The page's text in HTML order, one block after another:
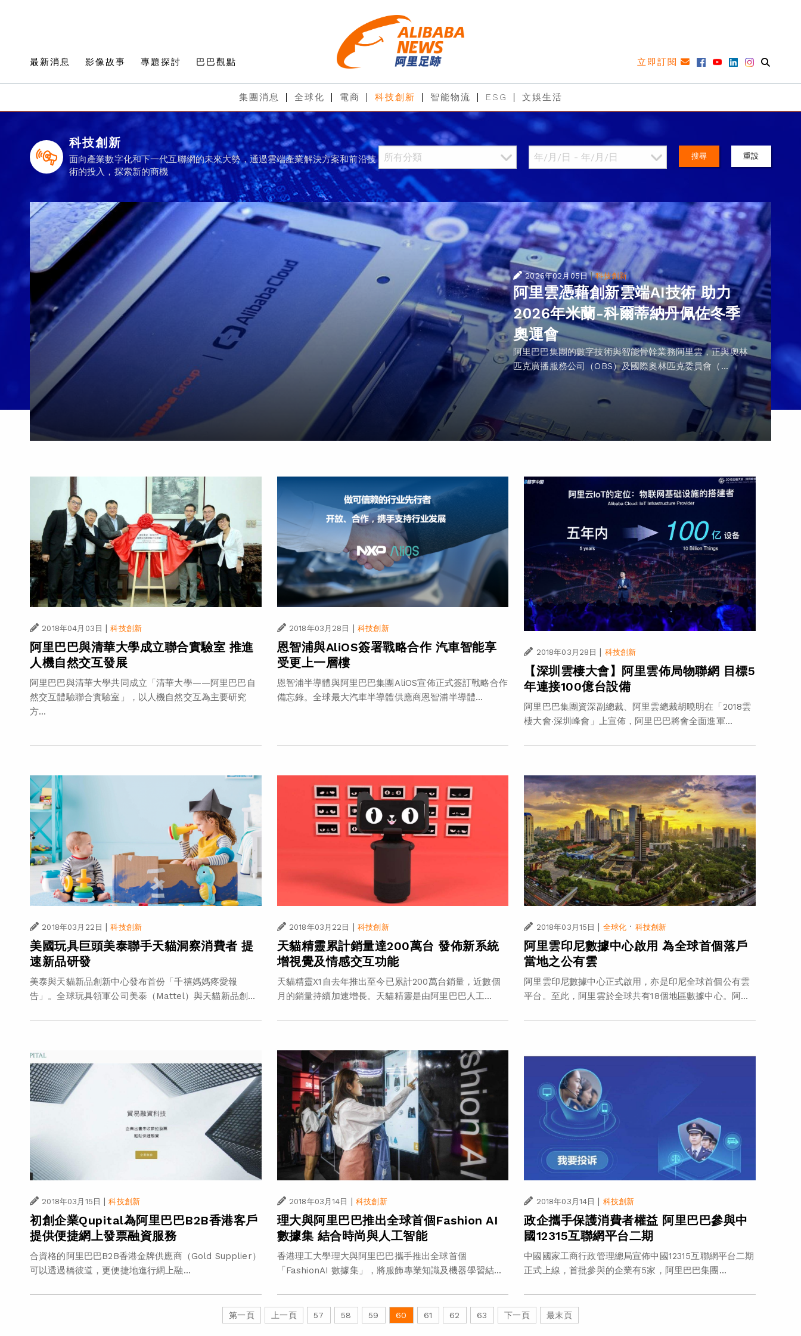
最新消息 影像故事 專題探討 巴巴觀點 立即訂閱
集團消息 全球化 電商 科技創新 智能物流 ESG 文娛生活
科技創新
面向產業數字化和下一代互聯網的未來大勢，通過雲端產業解決方案和前沿技
術的投入，探索新的商機
搜尋 重設
2026年02月05日 |科技創新
阿里雲憑藉創新雲端AI技術 助力
2026年米蘭-科爾蒂納丹佩佐冬季
奧運會
阿里巴巴集團的數字技術與智能骨幹業務阿里雲，正與奧林
匹克廣播服務公司（OBS）及國際奧林匹克委員會（...
2018年04月03日 | 科技創新
阿里巴巴與清華大學成立聯合實驗室 推進
人機自然交互發展
阿里巴巴與清華大學共同成立「清華大學——阿里巴巴自
然交互體驗聯合實驗室」，以人機自然交互為主要研究
方...
2018年03月28日 | 科技創新
恩智浦與AliOS簽署戰略合作 汽車智能享
受更上一層樓
恩智浦半導體與阿里巴巴集團AliOS宣佈正式簽訂戰略合作
備忘錄。全球最大汽車半導體供應商恩智浦半導體...
2018年03月28日 | 科技創新
【深圳雲棲大會】阿里雲佈局物聯網 目標5
年連接100億台設備
阿里巴巴集團資深副總裁、阿里雲總裁胡曉明在「2018雲
棲大會‧深圳峰會」上宣佈，阿里巴巴將會全面進軍...
2018年03月22日 | 科技創新
美國玩具巨頭美泰聯手天貓洞察消費者 提
速新品研發
美泰與天貓新品創新中心發布首份「千禧媽媽疼愛報
告」。全球玩具領軍公司美泰（Mattel）與天貓新品創...
2018年03月22日 | 科技創新
天貓精靈累計銷量達200萬台 發佈新系統
增視覺及情感交互功能
天貓精靈X1自去年推出至今已累計200萬台銷量，近數個
月的銷量持續加速增長。天貓精靈是由阿里巴巴人工...
2018年03月15日 | 全球化 · 科技創新
阿里雲印尼數據中心啟用 為全球首個落戶
當地之公有雲
阿里雲印尼數據中心正式啟用，亦是印尼全球首個公有雲
平台。至此，阿里雲於全球共有18個地區數據中心。阿...
2018年03月15日 科技創新
初創企業Qupital為阿里巴巴B2B香港客戶
提供便捷網上發票融資服務
合資格的阿里巴巴B2B香港金牌供應商（Gold Supplier）
可以透過橋彼道，更便捷地進行網上融...
2018年03月14日 科技創新
理大與阿里巴巴推出全球首個Fashion AI
數據集 結合時尚與人工智能
香港理工大學理大與阿里巴巴攜手推出全球首個
「FashionAI 數據集」，將服飾專業知識及機器學習結...
2018年03月14日 科技創新
政企攜手保護消費者權益 阿里巴巴參與中
國12315互聯網平台二期
中國國家工商行政管理總局宣佈中國12315互聯網平台二期
正式上線，首批參與的企業有5家，阿里巴巴集團...
第一頁 上一頁 57 58 59 60 61 62 63 下一頁 最末頁